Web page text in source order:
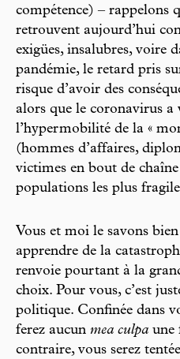
compétence) – rappelons
retrouvent aujourd’hui
exigües, insalubres, voire
pandémie, le retard pris
risque d’avoir des
alors que le coronavirus a
l’hypermobilité de la «
(hommes d’affaires,
victimes en bout de
populations les plus
Vous et moi le savons
apprendre de la
renvoie pourtant à la
choix. Pour vous, c’est
politique. Confinée dans
ferez aucun mea culpa une
contraire, vous serez